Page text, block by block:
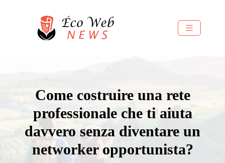
Come costruire una rete
professionale che ti aiuta
davvero senza diventare un
networker opportunista?